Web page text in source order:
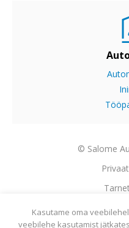
© Salome
Kasutame oma
veebilehe kasutamist